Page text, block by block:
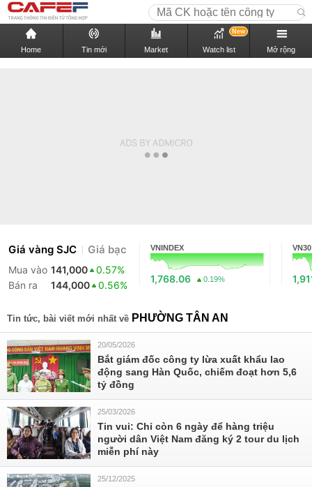
Home Tin mới Market Watch list
New
Mở rộng
Giá vàng SJC Giá bạc
Mua vào 141,000
0.57%
Bán ra
144,000 0.56%
VNINDEX
1,768.06 0.19%
VN30
Tin tức, bài viết mới nhất về PHƯỜNG TÂN AN
20/05/2026
Bắt giám đốc công ty lừa xuất khẩu lao
động sang Hàn Quốc, chiếm đoạt hơn 5,6
tỷ đồng
25/03/2026
Tin vui: Chỉ còn 6 ngày để hàng triệu
người dân Việt Nam đăng ký 2 tour du lịch
miễn phí này
25/12/2025